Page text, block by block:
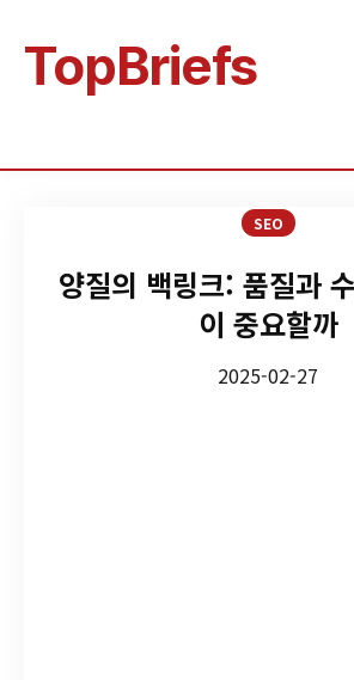
TopBriefs
SEO
양질의 백링크: 품질과
이 중요할까
2025-02-27